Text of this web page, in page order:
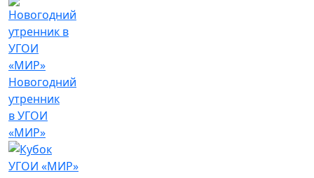
Новогодний
утренник
в УГОИ
«МИР»